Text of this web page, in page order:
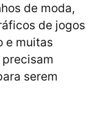
de moda,
de jogos
e muitas
serem